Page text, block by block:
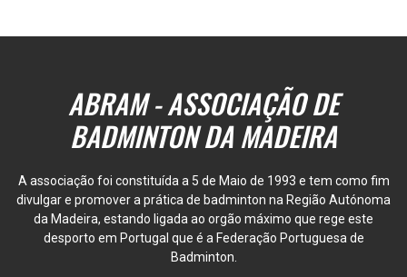
ABRAM - ASSOCIAÇÃO DE
BADMINTON DA MADEIRA
A associação foi constituída a 5 de Maio de 1993 e tem como fim
divulgar e promover a prática de badminton na Região Autónoma
da Madeira, estando ligada ao orgão máximo que rege este
desporto em Portugal que é a Federação Portuguesa de
Badminton.